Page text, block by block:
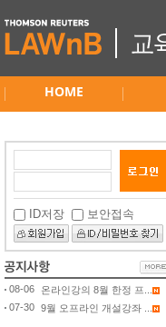
HOME
ID저장 보안접속
08-06
온라인강의 8월 한정 프...
07-30 9월 오프라인 개설강좌 ...